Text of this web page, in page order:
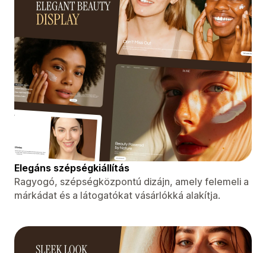
Elegáns szépségkiállítás
Ragyogó, szépségközpontú dizájn, amely felemeli a
márkádat és a látogatókat vásárlókká alakítja.